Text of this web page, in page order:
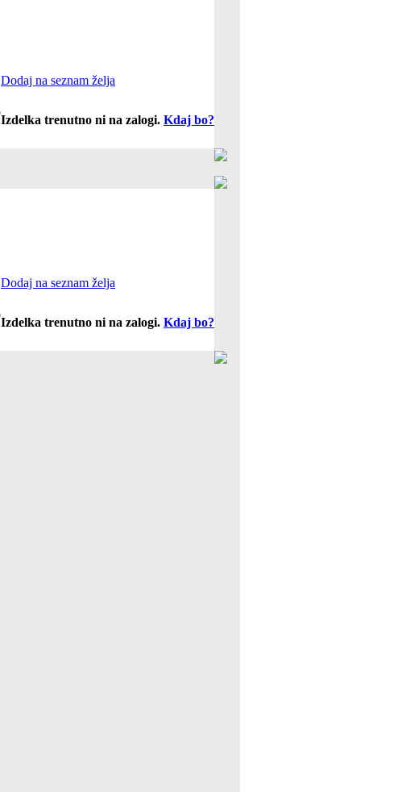
Dodaj na seznam želja
Izdelka trenutno ni na zalogi. Kdaj bo?
Dodaj na seznam želja
Izdelka trenutno ni na zalogi. Kdaj bo?